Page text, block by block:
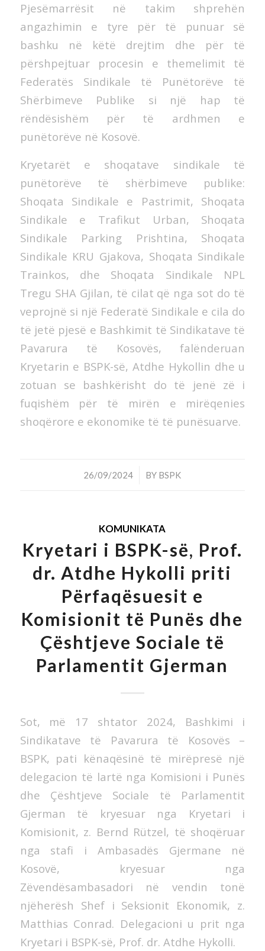
Pjesëmarrësit në takim shprehën
angazhimin e tyre për të punuar së
bashku në këtë drejtim dhe për të
përshpejtuar procesin e themelimit të
Federatës Sindikale të Punëtorëve të
Shërbimeve Publike si një hap të
rëndësishëm për të ardhmen e
punëtorëve në Kosovë.
Kryetarët e shoqatave sindikale të
punëtorëve të shërbimeve publike:
Shoqata Sindikale e Pastrimit, Shoqata
Sindikale e Trafikut Urban, Shoqata
Sindikale Parking Prishtina, Shoqata
Sindikale KRU Gjakova, Shoqata Sindikale
Trainkos, dhe Shoqata Sindikale NPL
Tregu SHA Gjilan, të cilat që nga sot do të
veprojnë si një Federatë Sindikale e cila do
të jetë pjesë e Bashkimit të Sindikatave të
Pavarura të Kosovës, falënderuan
Kryetarin e BSPK-së, Atdhe Hykollin dhe u
zotuan se bashkërisht do të jenë zë i
fuqishëm për të mirën e mirëqenies
shoqërore e ekonomike të të punësuarve.
26/09/2024
/ BY BSPK
KOMUNIKATA
Kryetari i BSPK-së, Prof.
dr. Atdhe Hykolli priti
Përfaqësuesit e
Komisionit të Punës dhe
Çështjeve Sociale të
Parlamentit Gjerman
Sot, më 17 shtator 2024, Bashkimi i
Sindikatave të Pavarura të Kosovës –
BSPK, pati kënaqësinë të mirëpresë një
delegacion të lartë nga Komisioni i Punës
dhe Çështjeve Sociale të Parlamentit
Gjerman të kryesuar nga Kryetari i
Komisionit, z. Bernd Rützel, të shoqëruar
nga stafi i Ambasadës Gjermane në
Kosovë, kryesuar nga
Zëvendësambasadori në vendin tonë
njëherësh Shef i Seksionit Ekonomik, z.
Matthias Conrad. Delegacioni u prit nga
Kryetari i BSPK-së, Prof. dr. Atdhe Hykolli.